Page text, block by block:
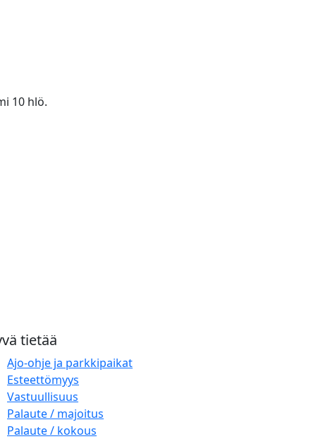
10 hlö.
tietää
Ajo-ohje ja parkkipaikat
Esteettömyys
Vastuullisuus
Palaute / majoitus
Palaute / kokous